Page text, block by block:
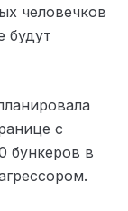
человечков
будут
с
бункеров в